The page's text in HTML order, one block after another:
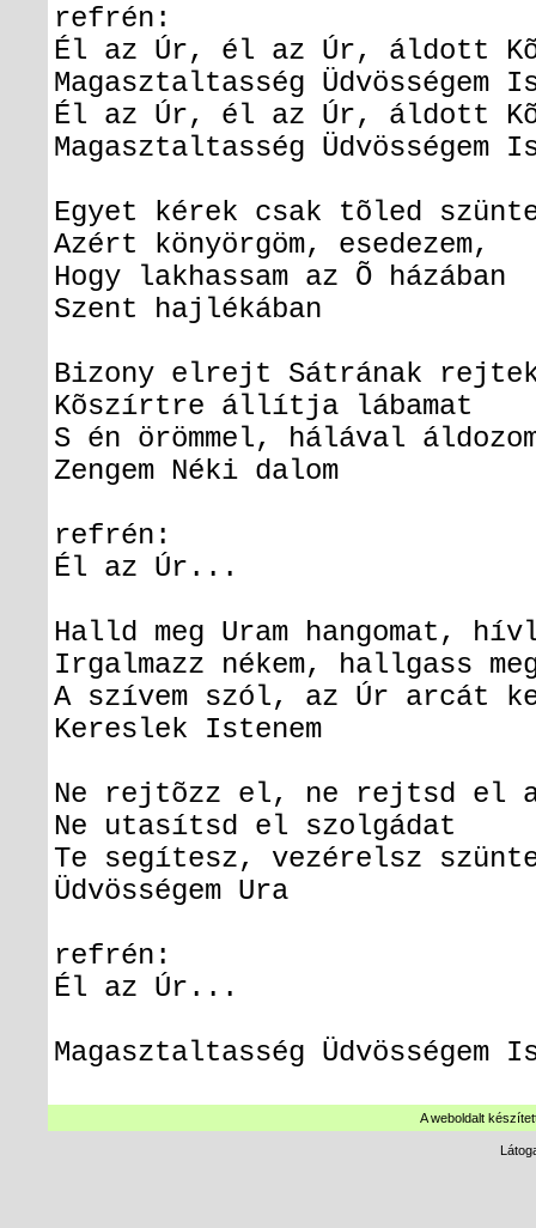
refrén:
Él az Úr, él az Úr, áldott
Magasztaltasség
Él az Úr, él az Úr, áldott
Magasztaltasség
Egyet kérek csak tõled
Azért könyörgöm, esedezem,
Hogy lakhassam az Õ házában
Szent hajlékában
Bizony elrejt Sátrának
Kõszírtre állítja lábamat
S én örömmel, hálával
Zengem Néki dalom
refrén:
Él az Úr...
Halld meg Uram hangomat,
Irgalmazz nékem, hallgass
A szívem szól, az Úr arcát
Kereslek Istenem
Ne rejtõzz el, ne rejtsd el
Ne utasítsd el szolgádat
Te segítesz, vezérelsz
Üdvösségem Ura
refrén:
Él az Úr...
Magasztaltasség Üdvösségem
A weboldalt